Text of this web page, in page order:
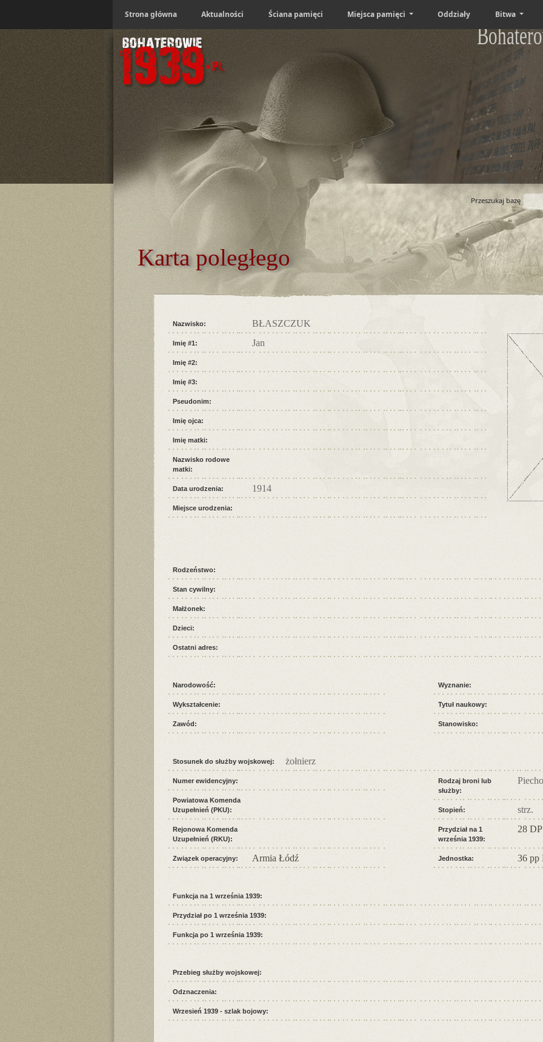
Strona główna Aktualności Ściana pamięci Miejsca pamięci Oddziały Bitwa
Przeszukaj bazę
Karta poległego
Nazwisko: BŁASZCZUK
Imię #1: Jan
Imię #2:
Imię #3:
Pseudonim:
Imię ojca:
Imię matki:
Nazwisko rodowe
matki:
Data urodzenia: 1914
Miejsce urodzenia:
Rodzeństwo:
Stan cywilny:
Małżonek:
Dzieci:
Ostatni adres:
Narodowość:
Wykształcenie:
Zawód:
Wyznanie:
Tytuł naukowy:
Stanowisko:
Stosunek do służby wojskowej: żołnierz
Numer ewidencyjny:
Powiatowa Komenda
Uzupełnień (PKU):
Rejonowa Komenda
Uzupełnień (RKU):
Związek operacyjny: Armia Łódź
Rodzaj broni lub
służby:
Stopień: strz.
Przydział na 1
września 1939:
28 DP
Jednostka: 36 pp
Funkcja na 1 września 1939:
Przydział po 1 września 1939:
Funkcja po 1 września 1939:
Przebieg służby wojskowej:
Odznaczenia:
Wrzesień 1939 - szlak bojowy: